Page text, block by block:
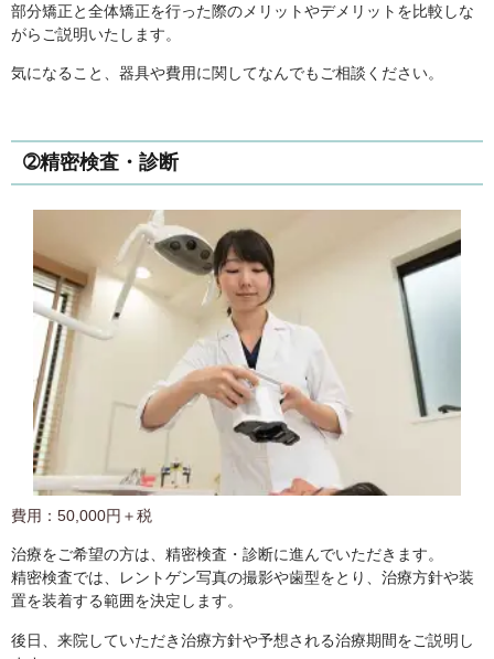
部分矯正と全体矯正を行った際のメリットやデメリットを比較しな
がらご説明いたします。
気になること、器具や費用に関してなんでもご相談ください。
➁精密検査・診断
費用：50,000円＋税
治療をご希望の方は、精密検査・診断に進んでいただきます。
精密検査では、レントゲン写真の撮影や歯型をとり、治療方針や装
置を装着する範囲を決定します。
後日、来院していただき治療方針や予想される治療期間をご説明し